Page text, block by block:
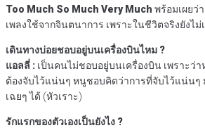
Too Much So Much Very Much พร้อมเผยว่
เพลงใช้จากจินตนาการ เพราะในชีวิตจริงยังไม่
เดินทางบ่อยชอบอยู่บนเครื่องบินไหม ?
แอลลี่ : เป็นคนไม่ชอบอยู่บนเครื่องบิน เพราะว่
ต้องจับไว้แน่นๆ หนูชอบคิดว่าการที่จับไว้แน่นๆ
เฉยๆ ได้ (หัวเราะ)
รักแรกของตัวเองเป็นยังไง ?